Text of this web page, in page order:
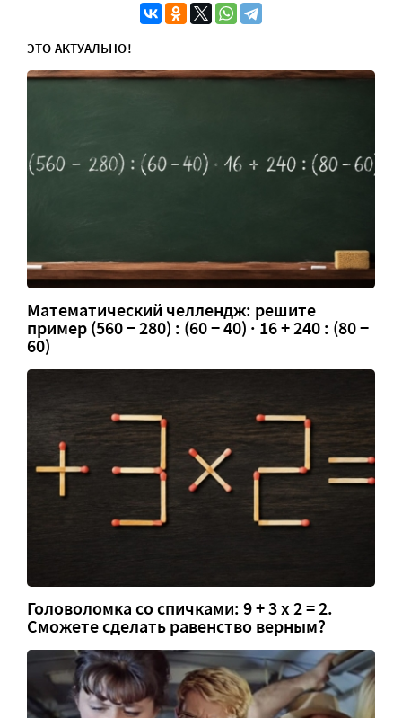
ЭТО АКТУАЛЬНО!
Математический челлендж: решите
пример (560 − 280) : (60 − 40) · 16 + 240 : (80 −
60)
Головоломка со спичками: 9 + 3 х 2 = 2.
Сможете сделать равенство верным?